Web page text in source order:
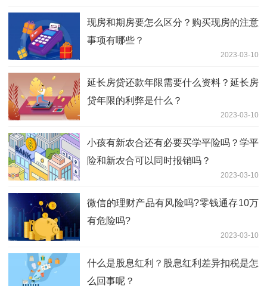
现房和期房要怎么区分？购买现房的注意
事项有哪些？
2023-03-10
延长房贷还款年限需要什么资料？延长房
贷年限的利弊是什么？
2023-03-10
小孩有新农合还有必要买学平险吗？学平
险和新农合可以同时报销吗？
2023-03-10
微信的理财产品有风险吗?零钱通存10万
有危险吗?
2023-03-10
什么是股息红利？股息红利差异扣税是怎
么回事呢？